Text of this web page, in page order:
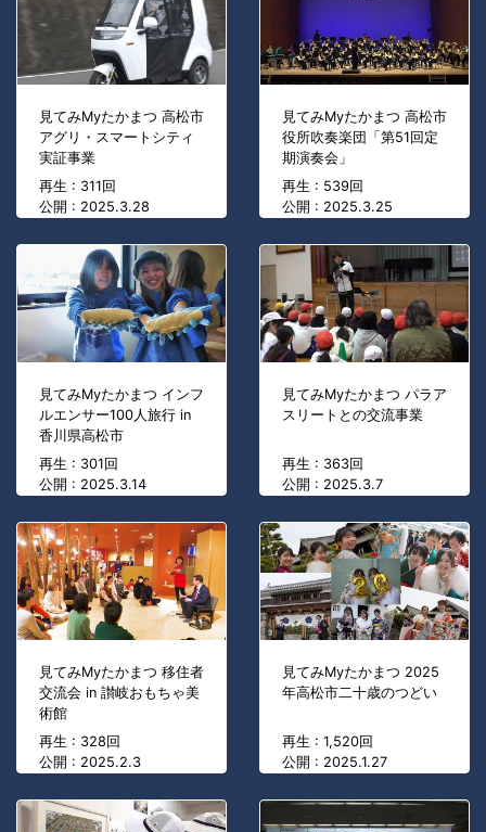
見てみMyたかまつ 高松市
アグリ・スマートシティ
実証事業
再生 : 311回
公開 : 2025.3.28
見てみMyたかまつ 高松市
役所吹奏楽団「第51回定
期演奏会」
再生 : 539回
公開 : 2025.3.25
見てみMyたかまつ インフ
ルエンサー100人旅行 in
香川県高松市
再生 : 301回
公開 : 2025.3.14
見てみMyたかまつ パラア
スリートとの交流事業
再生 : 363回
公開 : 2025.3.7
見てみMyたかまつ 移住者
交流会 in 讃岐おもちゃ美
術館
再生 : 328回
公開 : 2025.2.3
見てみMyたかまつ 2025
年高松市二十歳のつどい
再生 : 1,520回
公開 : 2025.1.27